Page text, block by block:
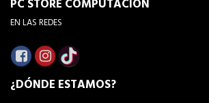
PC STORE COMPUTACION
EN LAS REDES
¿DÓNDE ESTAMOS?